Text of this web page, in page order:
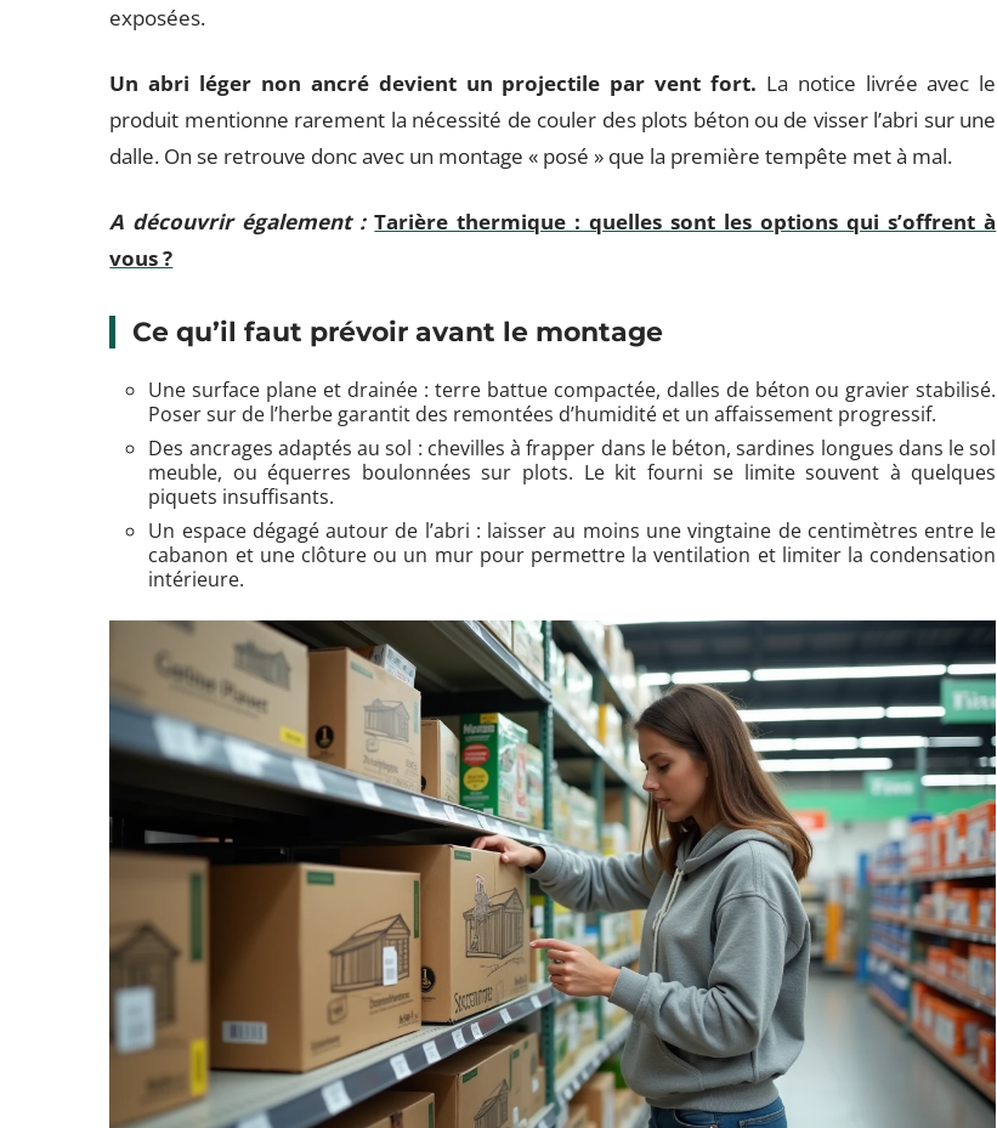
exposées.
Un abri léger non ancré devient un projectile par vent fort. La notice livrée avec le
produit mentionne rarement la nécessité de couler des plots béton ou de visser l’abri sur une
dalle. On se retrouve donc avec un montage « posé » que la première tempête met à mal.
A découvrir également : Tarière thermique : quelles sont les options qui s’offrent à
vous ?
Ce qu’il faut prévoir avant le montage
Une surface plane et drainée : terre battue compactée, dalles de béton ou gravier stabilisé.
Poser sur de l’herbe garantit des remontées d’humidité et un affaissement progressif.
Des ancrages adaptés au sol : chevilles à frapper dans le béton, sardines longues dans le sol
meuble, ou équerres boulonnées sur plots. Le kit fourni se limite souvent à quelques
piquets insuffisants.
Un espace dégagé autour de l’abri : laisser au moins une vingtaine de centimètres entre le
cabanon et une clôture ou un mur pour permettre la ventilation et limiter la condensation
intérieure.